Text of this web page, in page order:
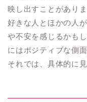
映し出すことがありま
好きな人とほかの人
や不安を感じるかも
にはポジティブな側
それでは、具体的に